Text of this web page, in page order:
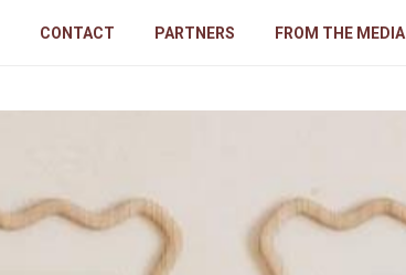
CONTACT PARTNERS FROM THE MEDIA